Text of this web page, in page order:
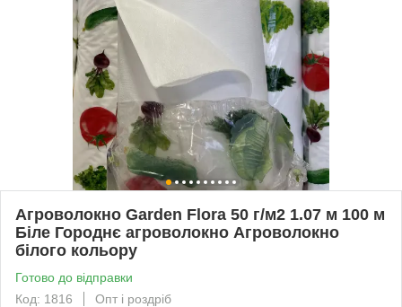
Агроволокно Garden Flora 50 г/м2 1.07 м 100 м
Біле Городнє агроволокно Агроволокно
білого кольору
Готово до відправки
Код: 1816
Опт і роздріб